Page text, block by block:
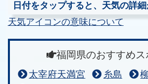
日付をタップすると、天気の詳
天気アイコンの意味について
福岡県のおすすめス
太宰府天満宮 糸島